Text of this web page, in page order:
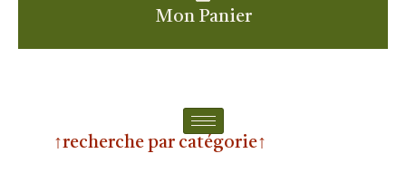
Mon Panier
↑recherche par catégorie↑